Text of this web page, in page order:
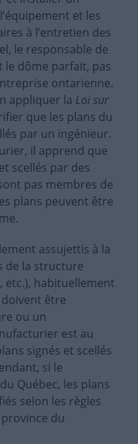
et les
à l’entretien des
le responsable de
dôme parfait, pas
ontarienne.
appliquer la Loi sur
que les plans du
par un ingénieur.
il apprend que
scellés par des
pas membres de
plans peuvent être
assujettis à la
de la structure
etc.), habituellement
être
ou un
est au
signés et scellés
si le
Québec, les plans
selon les règles
du